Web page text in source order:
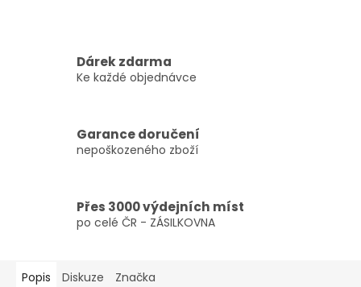
Dárek zdarma
Ke každé objednávce
Garance doručení
nepoškozeného zboží
Přes 3000 výdejních míst
po celé ČR - ZÁSILKOVNA
Popis Diskuze Značka